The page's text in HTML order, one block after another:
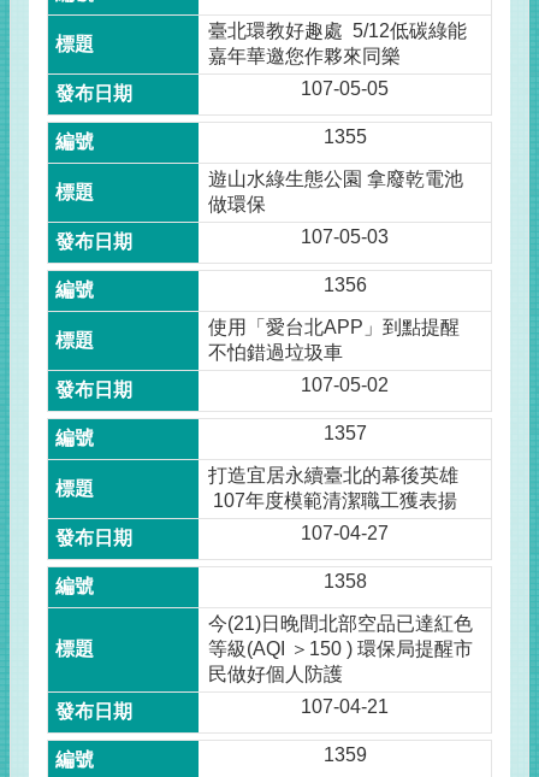
臺北環教好趣處 5/12低碳綠能
嘉年華邀您作夥來同樂
107-05-05
1355
遊山水綠生態公園 拿廢乾電池
做環保
107-05-03
1356
使用「愛台北APP」到點提醒
不怕錯過垃圾車
107-05-02
1357
打造宜居永續臺北的幕後英雄
107年度模範清潔職工獲表揚
107-04-27
1358
今(21)日晚間北部空品已達紅色
等級(AQI ＞150 ) 環保局提醒市
民做好個人防護
107-04-21
1359